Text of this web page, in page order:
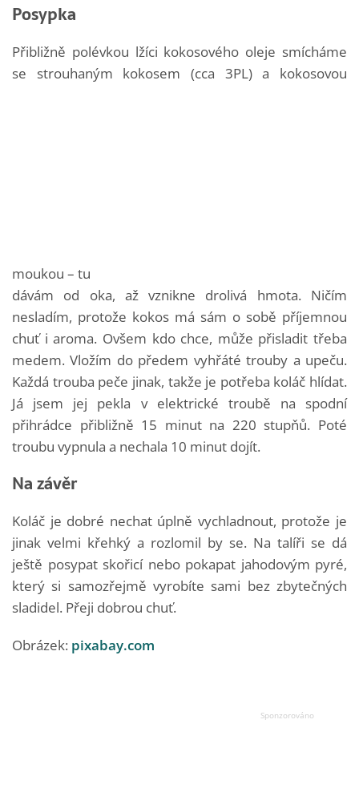
Posypka
Přibližně polévkou lžíci kokosového oleje smícháme
se strouhaným kokosem (cca 3PL) a kokosovou
moukou – tu
dávám od oka, až vznikne drolivá hmota. Ničím
nesladím, protože kokos má sám o sobě příjemnou
chuť i aroma. Ovšem kdo chce, může přisladit třeba
medem. Vložím do předem vyhřáté trouby a upeču.
Každá trouba peče jinak, takže je potřeba koláč hlídat.
Já jsem jej pekla v elektrické troubě na spodní
přihrádce přibližně 15 minut na 220 stupňů. Poté
troubu vypnula a nechala 10 minut dojít.
Na závěr
Koláč je dobré nechat úplně vychladnout, protože je
jinak velmi křehký a rozlomil by se. Na talíři se dá
ještě posypat skořicí nebo pokapat jahodovým pyré,
který si samozřejmě vyrobíte sami bez zbytečných
sladidel. Přeji dobrou chuť.
Obrázek: pixabay.com